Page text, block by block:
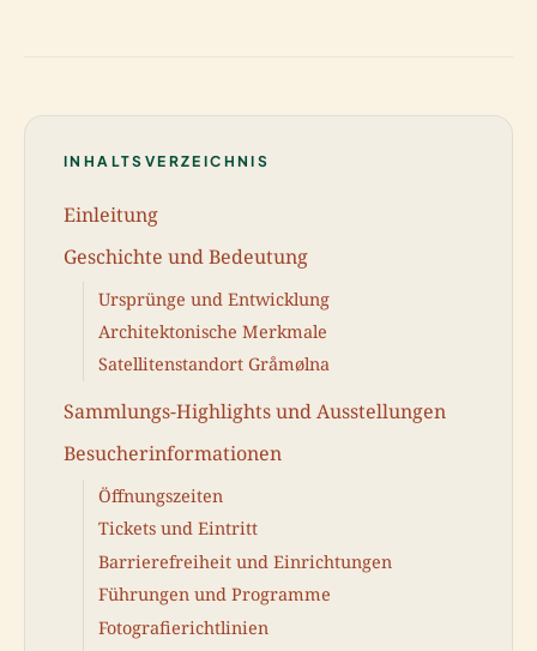
INHALTSVERZEICHNIS
Einleitung
Geschichte und Bedeutung
Ursprünge und Entwicklung
Architektonische Merkmale
Satellitenstandort Gråmølna
Sammlungs-Highlights und Ausstellungen
Besucherinformationen
Öffnungszeiten
Tickets und Eintritt
Barrierefreiheit und Einrichtungen
Führungen und Programme
Fotografierichtlinien